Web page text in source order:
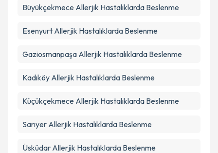
Büyükçekmece Allerjik Hastalıklarda Beslenme
Esenyurt Allerjik Hastalıklarda Beslenme
Gaziosmanpaşa Allerjik Hastalıklarda Beslenme
Kadıköy Allerjik Hastalıklarda Beslenme
Küçükçekmece Allerjik Hastalıklarda Beslenme
Sarıyer Allerjik Hastalıklarda Beslenme
Üsküdar Allerjik Hastalıklarda Beslenme